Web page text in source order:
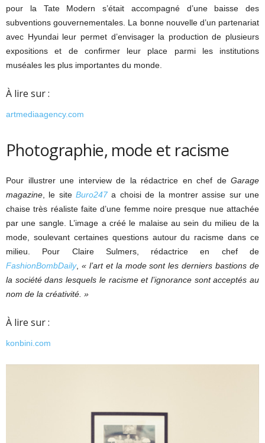
pour la Tate Modern s’était accompagné d’une baisse des
subventions gouvernementales. La bonne nouvelle d’un partenariat
avec Hyundai leur permet d’envisager la production de plusieurs
expositions et de confirmer leur place parmi les institutions
muséales les plus importantes du monde.
À lire sur :
artmediaagency.com
Photographie, mode et racisme
Pour illustrer une interview de la rédactrice en chef de Garage
magazine, le siteBuro247 a choisi de la montrer assise sur une
chaise très réaliste faite d’une femme noire presque nue attachée
par une sangle. L’image a créé le malaise au sein du milieu de la
mode, soulevant certaines questions autour du racisme dans ce
milieu. Pour Claire Sulmers, rédactrice en chef de
FashionBombDaily, « l’art et la mode sont les derniers bastions de
la société dans lesquels le racisme et l’ignorance sont acceptés au
nom de la créativité. »
À lire sur :
konbini.com